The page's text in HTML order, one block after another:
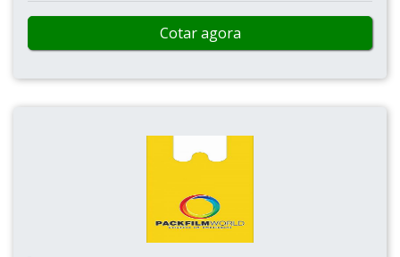
Cotar agora